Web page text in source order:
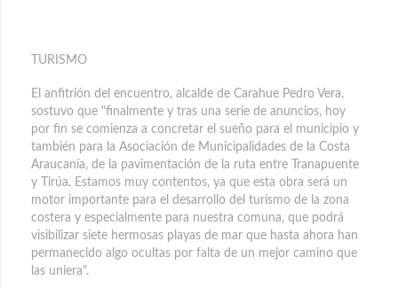
TURISMO
El anfitrión del encuentro, alcalde de Carahue Pedro Vera,
sostuvo que "finalmente y tras una serie de anuncios, hoy
por fin se comienza a concretar el sueño para el municipio y
también para la Asociación de Municipalidades de la Costa
Araucanía, de la pavimentación de la ruta entre Tranapuente
y Tirúa. Estamos muy contentos, ya que esta obra será un
motor importante para el desarrollo del turismo de la zona
costera y especialmente para nuestra comuna, que podrá
visibilizar siete hermosas playas de mar que hasta ahora han
permanecido algo ocultas por falta de un mejor camino que
las uniera".